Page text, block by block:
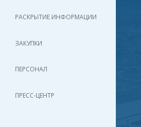
РАСКРЫТИЕ ИНФОРМАЦИИ
ЗАКУПКИ
ПЕРСОНАЛ
ПРЕСС-ЦЕНТР